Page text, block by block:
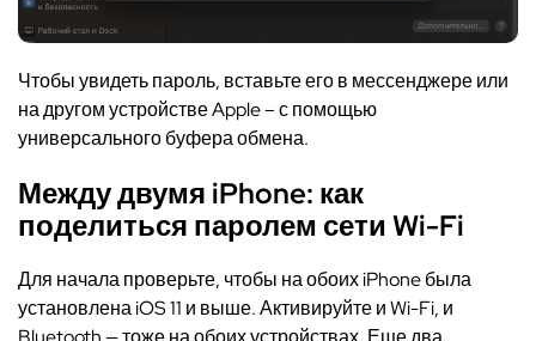
Чтобы увидеть пароль, вставьте его в мессенджере или
на другом устройстве Apple – с помощью
универсального буфера обмена.
Между двумя iPhone: как
поделиться паролем сети Wi-Fi
Для начала проверьте, чтобы на обоих iPhone была
установлена iOS 11 и выше. Активируйте и Wi-Fi, и